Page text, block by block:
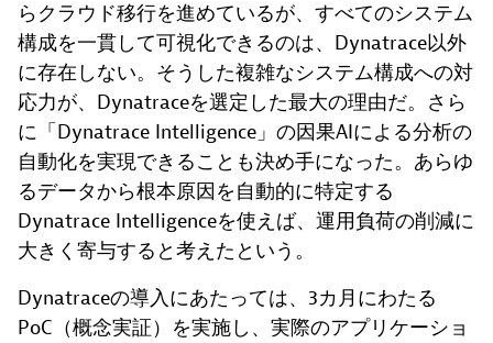
らクラウド移行を進めているが、すべてのシステム
構成を一貫して可視化できるのは、Dynatrace以外
に存在しない。そうした複雑なシステム構成への対
応力が、Dynatraceを選定した最大の理由だ。さら
に「Dynatrace Intelligence」の因果AIによる分析の
自動化を実現できることも決め手になった。あらゆ
るデータから根本原因を自動的に特定する
Dynatrace Intelligenceを使えば、運用負荷の削減に
大きく寄与すると考えたという。
Dynatraceの導入にあたっては、3カ月にわたる
PoC（概念実証）を実施し、実際のアプリケーショ